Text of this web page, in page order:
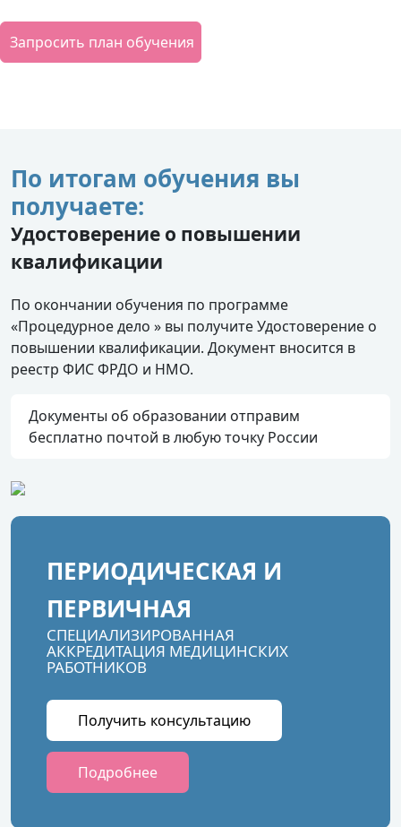
Запросить план обучения
По итогам обучения вы
получаете:
Удостоверение о повышении
квалификации
По окончании обучения по программе
«Процедурное дело » вы получите Удостоверение о
повышении квалификации. Документ вносится в
реестр ФИС ФРДО и НМО.
Документы об образовании отправим
бесплатно почтой в любую точку России
ПЕРИОДИЧЕСКАЯ И
ПЕРВИЧНАЯ
СПЕЦИАЛИЗИРОВАННАЯ
АККРЕДИТАЦИЯ МЕДИЦИНСКИХ
РАБОТНИКОВ
Получить консультацию
Подробнее